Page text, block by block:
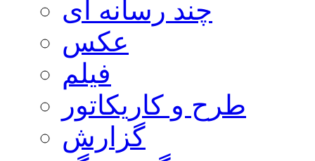
چند رسانه ای
عکس
فیلم
طرح و کاریکاتور
گزارش